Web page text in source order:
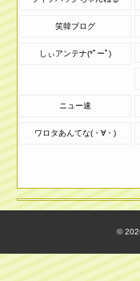
笑韓ブログ
しぃアンテナ(*ﾟーﾟ)
ニュー速
ワロタあんてな(・∀・)
©